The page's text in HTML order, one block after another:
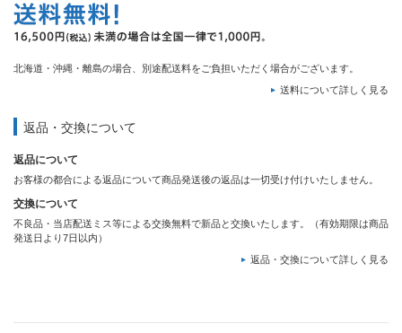
北海道・沖縄・離島の場合、別途配送料をご負担いただく場合がございます。
送料について詳しく見る
返品・交換について
返品について
お客様の都合による返品について商品発送後の返品は一切受け付けいたしません。
交換について
不良品・当店配送ミス等による交換無料で新品と交換いたします。（有効期限は商品
発送日より7日以内）
返品・交換について詳しく見る